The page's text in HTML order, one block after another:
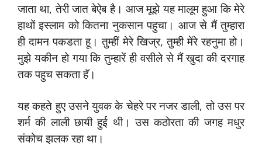
जाता था, तेरी जात बेऐब है। आज मूझे यह मालूम हुआ कि मेरे
हाथों इस्‍लाम को कितना नुकसान पहुचा। आज से मैं तुम्‍हारा
ही दामन पकडता हू। तुम्‍हीं मेरे खिज्र, तुम्‍ही मेंरे रहनुमा हो।
मुझे यकीन हो गया कि तुम्‍हारें ही वसीले से मैं खुदा की दरगाह
तक पहुच सकता हॅ।
यह कहते हुए उसने युवक के चेहरे पर नजर डाली, तो उस पर
शर्म की लाली छायी हुई थी। उस कठोरता की जगह मधुर
संकोच झलक रहा था।